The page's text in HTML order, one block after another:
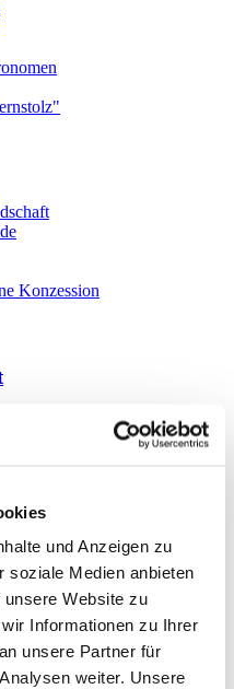
und Anzeigen zu
soziale Medien anbieten
Website zu
Informationen zu Ihrer
unsere Partner für
weiter. Unsere
Konzession